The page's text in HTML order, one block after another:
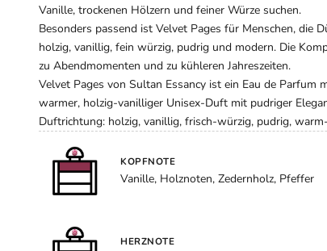
Vanille, trockenen Hölzern und feiner Würze suchen.
Besonders passend ist Velvet Pages für Menschen,
holzig, vanillig, fein würzig, pudrig und modern. Die
zu Abendmomenten und zu kühleren Jahreszeiten.
Velvet Pages von Sultan Essancy ist ein Eau de
warmer, holzig-vanilliger Unisex-Duft mit pudriger
Duftrichtung: holzig, vanillig, frisch-würzig, pudrig,
KOPFNOTE
Vanille, Holznoten, Zedernholz, Pfeffer
HERZNOTE